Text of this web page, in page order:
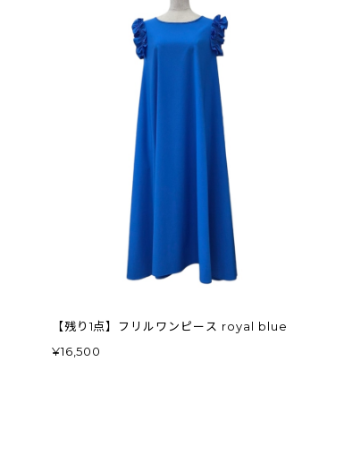
【残り1点】フリルワンピース royal blue
¥16,500